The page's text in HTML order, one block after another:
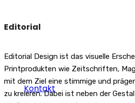
Kontakt
Editorial
Editorial Design ist das visuelle
Printprodukten wie Zeitschriften,
mit dem Ziel eine stimmige und
zu kreieren. Dabei ist neben der